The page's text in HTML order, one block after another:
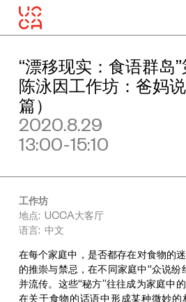
“漂移现实：食语群岛”
陈泳因工作坊：爸妈
篇）
2020.8.29
13:00-15:10
工作坊
地点: UCCA大客厅
语言: 中文
在每个家庭中，是否都存在对食物的
的推崇与禁忌，在不同家庭中“众说纷
并流传。这些“秘方”往往成为家庭中
在关于食物的话语中形成某种微妙